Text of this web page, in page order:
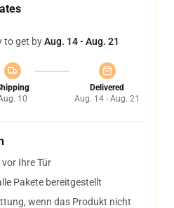
to get byAug. 14 - Aug. 21
10
Delivered
Aug. 14 - Aug. 21
Ihre Tür
Pakete bereitgestellt
wenn das Produkt nicht